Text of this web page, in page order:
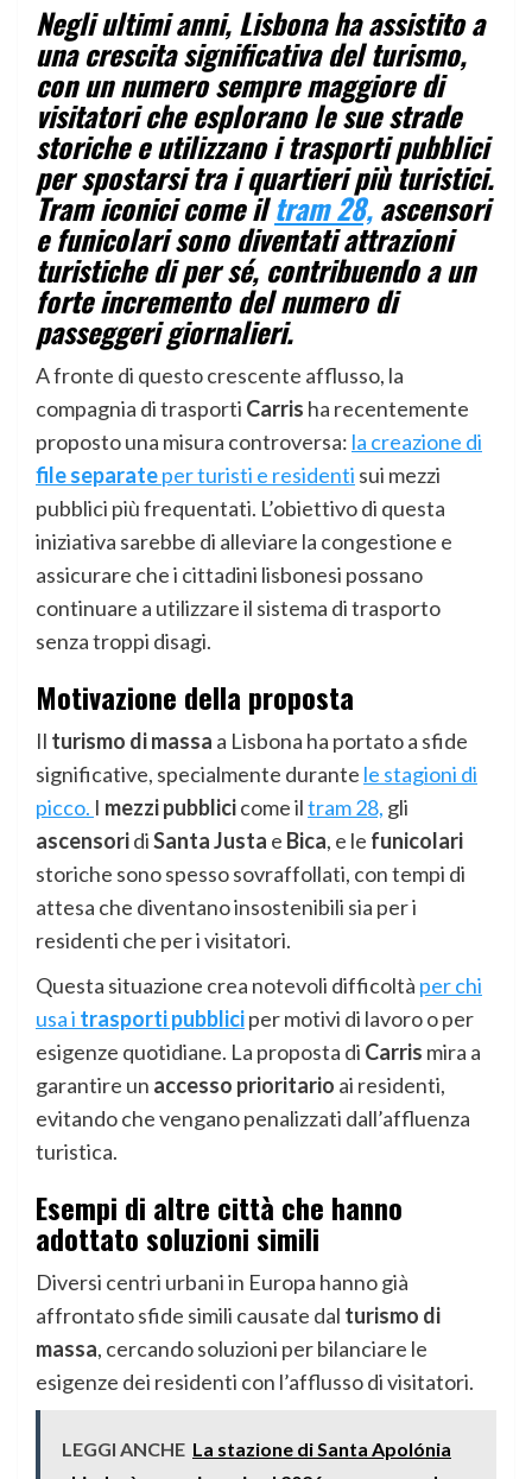
Negli ultimi anni, Lisbona ha assistito a
una crescita significativa del turismo,
con un numero sempre maggiore di
visitatori che esplorano le sue strade
storiche e utilizzano i trasporti pubblici
per spostarsi tra i quartieri più turistici.
Tram iconici come iltram 28,ascensori
e funicolari sono diventati attrazioni
turistiche di per sé, contribuendo a un
forte incremento del numero di
passeggeri giornalieri.
A fronte di questo crescente afflusso, la
compagnia di trasporti Carris ha recentemente
proposto una misura controversa: la creazione di
file separateper turisti e residenti sui mezzi
pubblici più frequentati. L’obiettivo di questa
iniziativa sarebbe di alleviare la congestione e
assicurare che i cittadini lisbonesi possano
continuare a utilizzare il sistema di trasporto
senza troppi disagi.
Motivazione della proposta
Il turismo di massa a Lisbona ha portato a sfide
significative, specialmente durante le stagioni di
picco. I mezzi pubblicicome iltram 28, gli
ascensoridiSanta Justa e Bica, e le funicolari
storiche sono spesso sovraffollati, con tempi di
attesa che diventano insostenibili sia per i
residenti che per i visitatori.
Questa situazione crea notevoli difficoltà per chi
usa i trasporti pubbliciper motivi di lavoro o per
esigenze quotidiane. La proposta di Carris mira a
garantire un accesso prioritario ai residenti,
evitando che vengano penalizzati dall’affluenza
turistica.
Esempi di altre città che hanno
adottato soluzioni simili
Diversi centri urbani in Europa hanno già
affrontato sfide simili causate dal turismo di
massa, cercando soluzioni per bilanciare le
esigenze dei residenti con l’afflusso di visitatori.
LEGGI ANCHE La stazione di Santa Apolónia